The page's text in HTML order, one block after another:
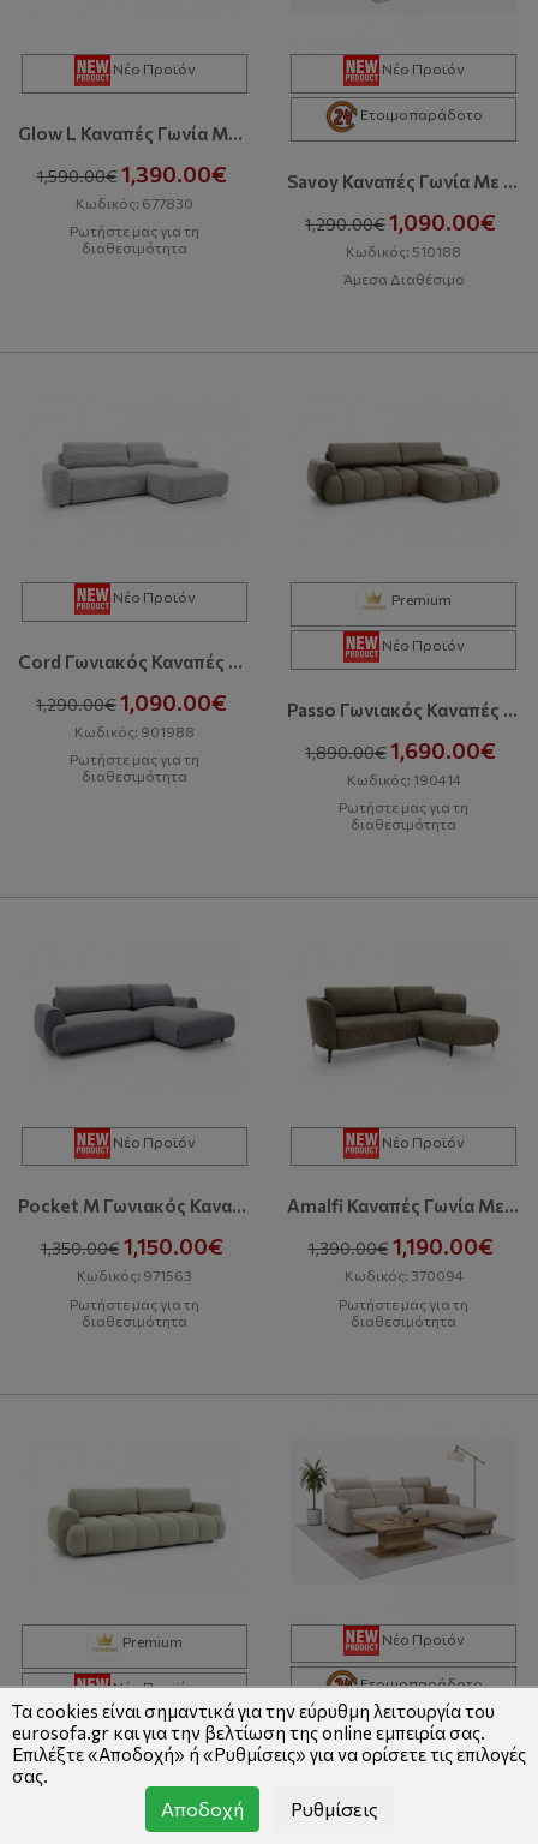
Νέο Προϊόν
Glow L Καναπές Γωνία Με Κρεβάτι Και Αποθηκευτικό Χώρο
1,590.00€ 1,390.00€
Κωδικός: 677830
Ρωτήστε μας για τη
διαθεσιμότητα
Νέο Προϊόν
Ετοιμοπαράδοτο
Savoy Καναπές Γωνία Με Κρεβάτι Και Αποθηκευτικό Χώρο
1,290.00€1,090.00€
Κωδικός: 510188
Άμεσα Διαθέσιμο
Νέο Προϊόν
Cord Γωνιακός Καναπές Με Κρεβάτι Και Αποθηκευτικό Χώρο
1,290.00€1,090.00€
Κωδικός: 901988
Ρωτήστε μας για τη
διαθεσιμότητα
Premium
Νέο Προϊόν
Passo Γωνιακός Καναπές Με Κρεβάτι Και Αποθηκευτικό Χώρο
1,890.00€1,690.00€
Κωδικός: 190414
Ρωτήστε μας για τη
διαθεσιμότητα
Νέο Προϊόν
Pocket M Γωνιακός Καναπές Με Κρεβάτι Και Αποθηκευτικό Χώρο
1,350.00€ 1,150.00€
Κωδικός: 971563
Ρωτήστε μας για τη
διαθεσιμότητα
Νέο Προϊόν
Amalfi Καναπές Γωνία Με Κρεβάτι Και Αποθηκευτικό Χώρο
1,390.00€ 1,190.00€
Κωδικός: 370094
Ρωτήστε μας για τη
διαθεσιμότητα
Premium
Νέο Προϊόν
Passo Kαναπές Kρεβάτι Mε Aποθηκευτικό Xώρο
1,640.00€ 1,490.00€
Κωδικός: 659641
Νέο Προϊόν
Ετοιμοπαράδοτο
Bono Καναπές Γωνία Universall Με Κρεβάτι Και Αποθηκευτικό Χώρο
Κωδικός: 729950
Τα cookies είναι σημαντικά για την εύρυθμη λειτουργία του
eurosofa.gr και για την βελτίωση της online εμπειρία σας.
Επιλέξτε «Αποδοχή» ή «Ρυθμίσεις» για να ορίσετε τις επιλογές
σας.
Αποδοχή Ρυθμίσεις